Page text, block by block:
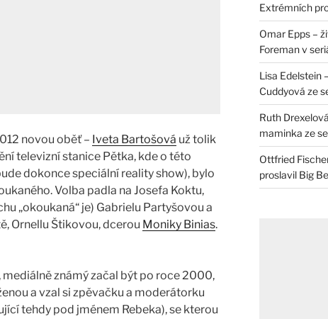
novou oběť – Iveta Bartošová už tolik
televizní stanice Pětka, kde o této
dokonce speciální reality show), bylo
Volba padla na Josefa Koktu,
„okoukaná“ je) Gabrielu Partyšovou a
Ornellu Štikovou, dcerou Moniky Binias.
mediálně známý začal být po roce 2000,
a vzal si zpěvačku a moderátorku
tehdy pod jménem Rebeka), se kterou
Extrémních
Omar Epps –
Foreman v
Lisa Edelstein
Cuddyová ze
Ruth
maminka ze
Ottfried
proslavil Big